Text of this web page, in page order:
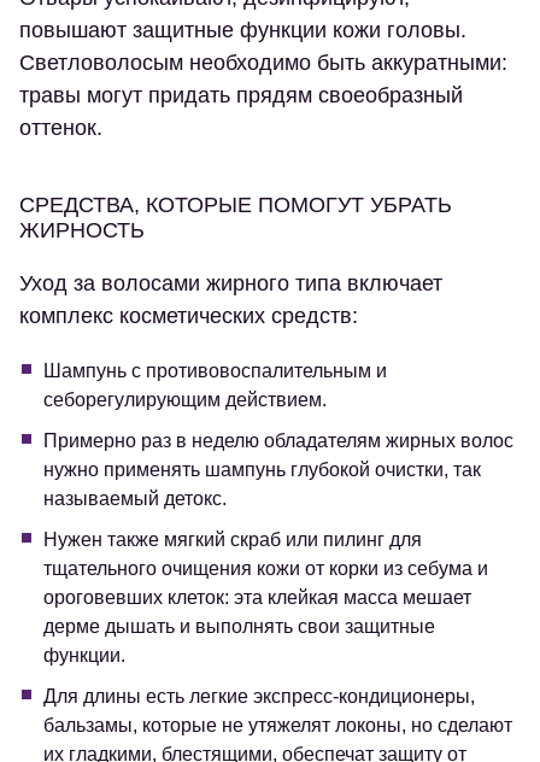
повышают защитные функции кожи головы.
Светловолосым необходимо быть аккуратными:
травы могут придать прядям своеобразный
оттенок.
СРЕДСТВА, КОТОРЫЕ ПОМОГУТ УБРАТЬ
ЖИРНОСТЬ
Уход за волосами жирного типа включает
комплекс косметических средств:
Шампунь с противовоспалительным и
себорегулирующим действием.
Примерно раз в неделю обладателям жирных волос
нужно применять шампунь глубокой очистки, так
называемый детокс.
Нужен также мягкий скраб или пилинг для
тщательного очищения кожи от корки из себума и
ороговевших клеток: эта клейкая масса мешает
дерме дышать и выполнять свои защитные
функции.
Для длины есть легкие экспресс-кондиционеры,
бальзамы, которые не утяжелят локоны, но сделают
их гладкими, блестящими, обеспечат защиту от